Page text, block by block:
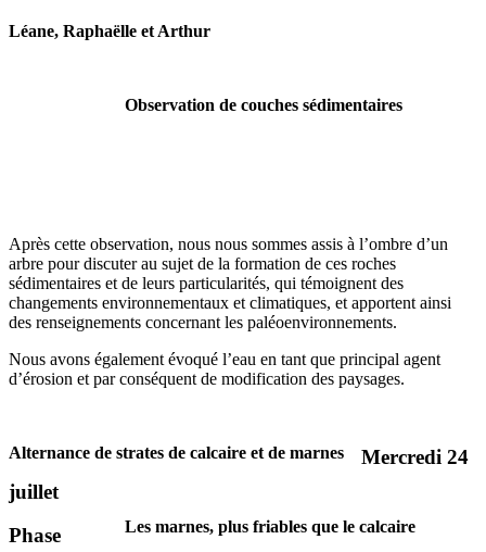
Léane, Raphaëlle et Arthur
Observation de couches sédimentaires
Après cette observation, nous nous sommes assis à l’ombre d’un
arbre pour discuter au sujet de la formation de ces roches
sédimentaires et de leurs particularités, qui témoignent des
changements environnementaux et climatiques, et apportent ainsi
des renseignements concernant les paléoenvironnements.
Nous avons également évoqué l’eau en tant que principal agent
d’érosion et par conséquent de modification des paysages.
Alternance de strates de calcaire et de marnes
Les marnes, plus friables que le calcaire
Mercredi 24
juillet
Phase